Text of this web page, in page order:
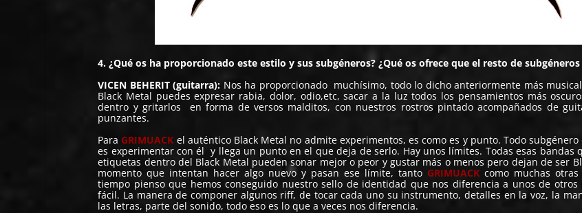
4. ¿Qué os ha proporcionado este estilo y sus subgéneros? ¿Qué os ofrece que el resto de
VICEN BEHERIT (guitarra): Nos ha proporcionado muchísimo, todo lo dicho anteriormente más
Black Metal puedes expresar rabia, dolor, odio,etc, sacar a la luz todos los pensamientos más
dentro y gritarlos en forma de versos malditos, con nuestros rostros pintado acompañados de
punzantes.
Para GRIMUACK el auténtico Black Metal no admite experimentos, es como es y punto. Todo subgénero
es experimentar con él y llega un punto en el que deja de serlo. Hay unos límites. Todas esas bandas
etiquetas dentro del Black Metal pueden sonar mejor o peor y gustar más o menos pero dejan de ser
momento que intentan hacer algo nuevo y pasan ese límite, tanto GRIMUACK como muchas
tiempo pienso que hemos conseguido nuestro sello de identidad que nos diferencia a unos de otros
fácil. La manera de componer algunos riff, de tocar cada uno su instrumento, detalles en la voz, la
las letras, parte del sonido, todo eso es lo que a veces nos diferencia.